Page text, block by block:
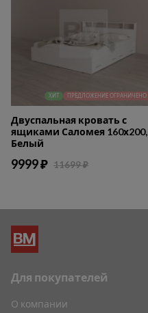
ХИТ ПРЕДЛОЖЕНИЕ ОГРАНИЧЕНО
Двуспальная кровать с
ящиками Саломея 160х200,
Белый
9999 ₽ 11699 ₽
Для покупателей
О компании